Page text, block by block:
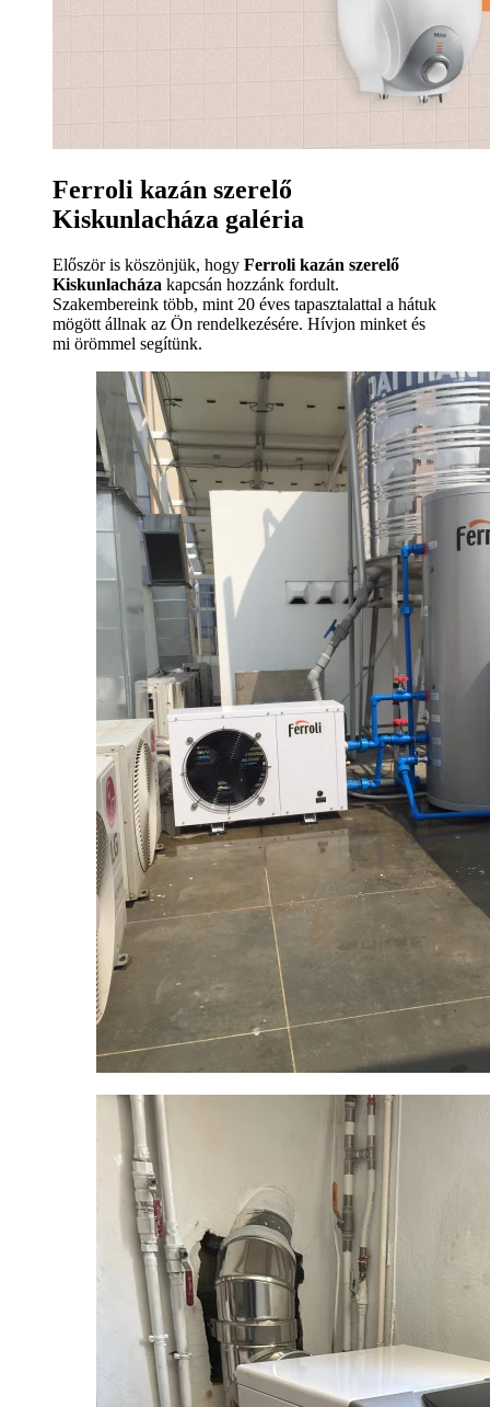
Ferroli kazán szerelő
Kiskunlacháza galéria
Először is köszönjük, hogy Ferroli kazán szerelő
Kiskunlacháza kapcsán hozzánk fordult.
Szakembereink több, mint 20 éves tapasztalattal a hátuk
mögött állnak az Ön rendelkezésére. Hívjon minket és
mi örömmel segítünk.